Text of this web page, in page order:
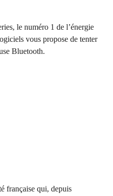
le numéro 1 de l’énergie
vous propose de tenter
Bluetooth.
française qui, depuis